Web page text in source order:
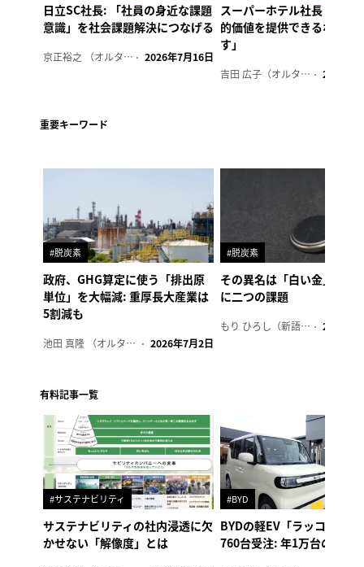
日立SC社長: 「社員の身近な課題
意識」を社会課題解決につなげる
京正裕之 （オルタナ副編集長） 2026年7月16日
スーパーホテル社長「地域
的価値を提供できるホテル
す」
吉田 広子（オルタナ輪番編集長） 2026年6
重要キーワード
#脱炭素
政府、GHG算定に使う「排出原
単位」を大幅減: 重厚長大産業は
5割減も
池田 真隆 （オルタナ輪番編集長） 2026年7月2日
#脱炭素
その異名は「白い金」、リ
に二つの課題
もり ひろし（新語ウォッチャー） 2023年7
有料記事一覧
#サステナビリティ
サステナビリティの社内浸透に欠
かせない「解像度」とは
#BYD
BYDの軽EV「ラッコ」、1
760台受注: 年1万台の販売